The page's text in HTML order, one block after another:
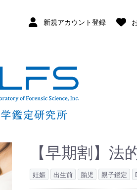
新規アカウント登録
【早期割】法
妊娠 出生前 胎児 親子鑑定